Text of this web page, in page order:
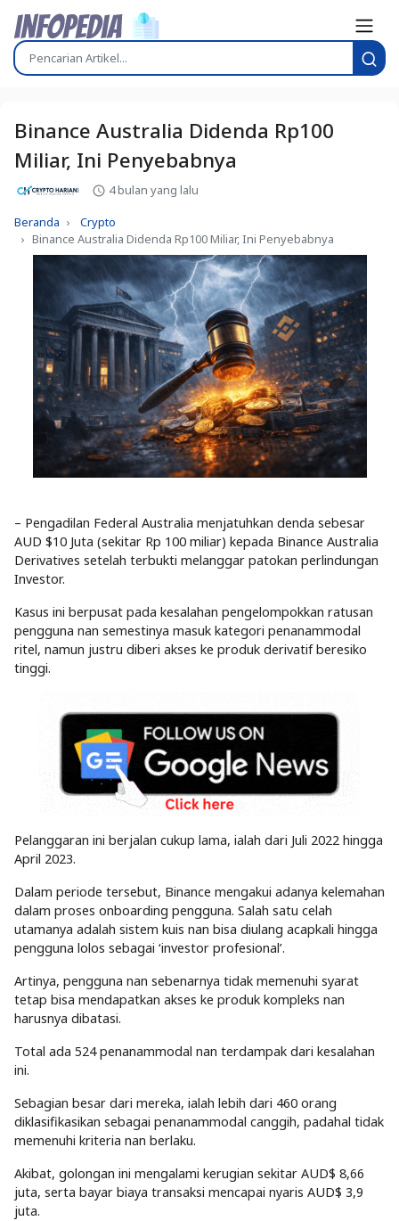
Binance Australia Didenda Rp100
Miliar, Ini Penyebabnya
4 bulan yang lalu
Beranda
Crypto
Binance Australia Didenda Rp100 Miliar, Ini Penyebabnya
– Pengadilan Federal Australia menjatuhkan denda sebesar
AUD $10 Juta (sekitar Rp 100 miliar) kepada Binance Australia
Derivatives setelah terbukti melanggar patokan perlindungan
Investor.
Kasus ini berpusat pada kesalahan pengelompokkan ratusan
pengguna nan semestinya masuk kategori penanammodal
ritel, namun justru diberi akses ke produk derivatif beresiko
tinggi.
Pelanggaran ini berjalan cukup lama, ialah dari Juli 2022 hingga
April 2023.
Dalam periode tersebut, Binance mengakui adanya kelemahan
dalam proses onboarding pengguna. Salah satu celah
utamanya adalah sistem kuis nan bisa diulang acapkali hingga
pengguna lolos sebagai ‘investor profesional’.
Artinya, pengguna nan sebenarnya tidak memenuhi syarat
tetap bisa mendapatkan akses ke produk kompleks nan
harusnya dibatasi.
Total ada 524 penanammodal nan terdampak dari kesalahan
ini.
Sebagian besar dari mereka, ialah lebih dari 460 orang
diklasifikasikan sebagai penanammodal canggih, padahal tidak
memenuhi kriteria nan berlaku.
Akibat, golongan ini mengalami kerugian sekitar AUD$ 8,66
juta, serta bayar biaya transaksi mencapai nyaris AUD$ 3,9
juta.